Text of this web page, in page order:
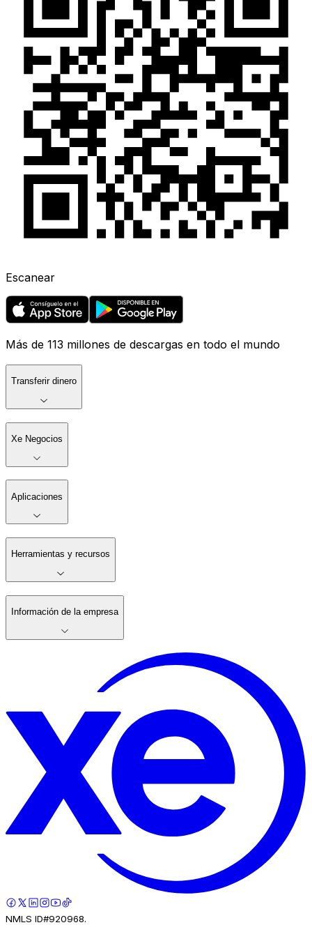
Escanear
Más de 113 millones de descargas en todo el mundo
Transferir dinero
Xe Negocios
Aplicaciones
Herramientas y recursos
Información de la empresa
NMLS ID#920968.